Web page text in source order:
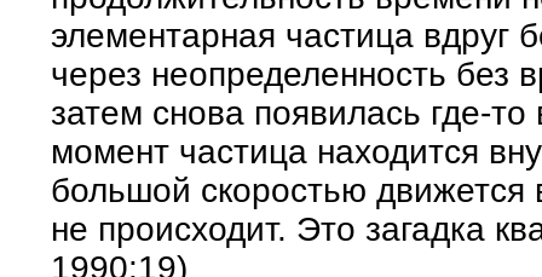
элементарная частица вдруг
через неопределенность без
затем снова появилась где-
момент частица находится
большой скоростью движется
не происходит. Это загадка
1990:19)